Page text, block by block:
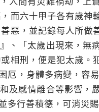
而六十甲子各有歲神
惡，並記錄每人所做
、「太歲出現來，無
相刑，便是犯太歲。
厄，身體多病變，容
及感情離合等影響，
多行善積德，可消災